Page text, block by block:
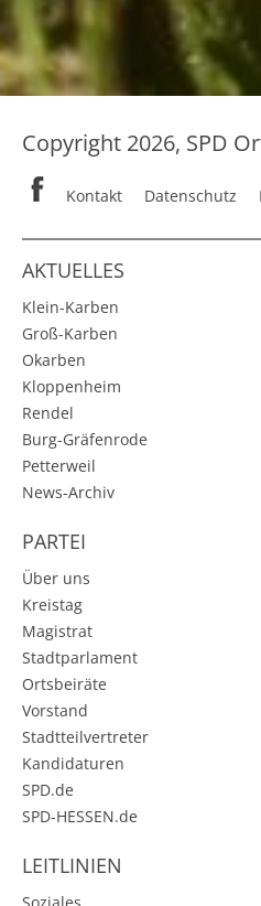
Copyright 2026, SPD
Kontakt Datenschutz
AKTUELLES
Klein-Karben
Groß-Karben
Okarben
Kloppenheim
Rendel
Burg-Gräfenrode
Petterweil
News-Archiv
PARTEI
Über uns
Kreistag
Magistrat
Stadtparlament
Ortsbeiräte
Vorstand
Stadtteilvertreter
Kandidaturen
SPD.de
SPD-HESSEN.de
LEITLINIEN